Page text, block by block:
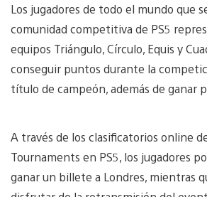
Los jugadores de todo el mundo que
comunidad competitiva de PS5
equipos Triángulo, Círculo, Equis y
conseguir puntos durante la
título de campeón, además de ganar
A través de los clasificatorios online
Tournaments en PS5, los jugadores
ganar un billete a Londres, mientras